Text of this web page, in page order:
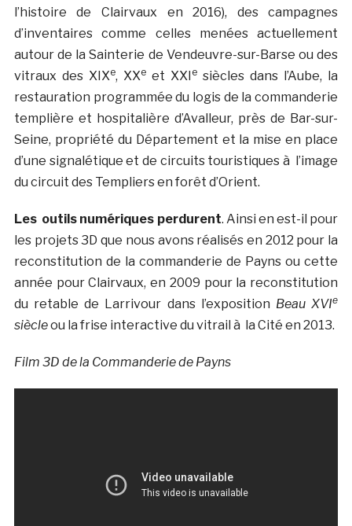
l’histoire de Clairvaux en 2016), des campagnes
d’inventaires comme celles menées actuellement
autour de la Sainterie de Vendeuvre-sur-Barse ou des
vitraux des XIXe, XXeet XXI esiècles dans l’Aube, la
restauration programmée du logis de la commanderie
templière et hospitalière d’Avalleur, près de Bar-sur-
Seine, propriété du Département et la mise en place
d’une signalétique et de circuits touristiques à l’image
du circuit des Templiers en forêt d’Orient.
Les outils numériques perdurent. Ainsi en est-il pour
les projets 3D que nous avons réalisés en 2012 pour la
reconstitution de la commanderie de Payns ou cette
année pour Clairvaux, en 2009 pour la reconstitution
du retable de Larrivour dans l’exposition Beau XVIe
siècleou la frise interactive du vitrail à la Cité en 2013.
Film 3D de la Commanderie de Payns